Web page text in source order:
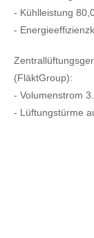
- Kühlleistung
-
(FläktGroup):
- Volumenstrom
- Lüftungstürme